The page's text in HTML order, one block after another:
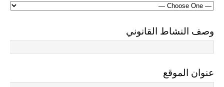
وصف النشاط القانوني
عنوان الموقع